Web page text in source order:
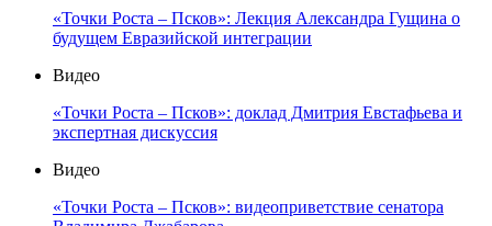
«Точки Роста – Псков»: Лекция Александра Гущина о
будущем Евразийской интеграции
Видео
«Точки Роста – Псков»: доклад Дмитрия Евстафьева и
экспертная дискуссия
Видео
«Точки Роста – Псков»: видеоприветствие сенатора